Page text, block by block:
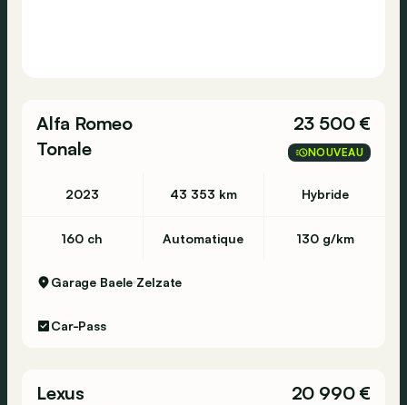
Alfa Romeo
Tonale
23 500 €
NOUVEAU
2023 43 353 km Hybride
160 ch Automatique 130 g/km
Garage Baele Zelzate
Car-Pass
Lexus
20 990 €